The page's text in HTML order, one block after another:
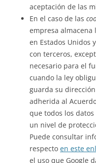
aceptación de las
En el caso de las
empresa almacena
en Estados Unidos
con terceros,
necesario para el
cuando la ley
guarda su
adherida al
que todos los
un nivel de
Puede consultar
respecto en este
el uso que Google